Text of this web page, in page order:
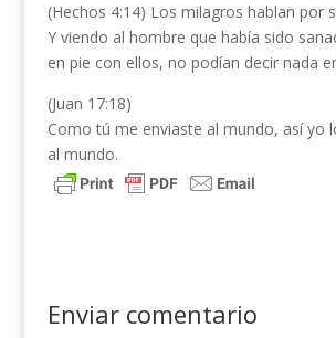
(Hechos 4:14) Los milagros hablan por
Y viendo al hombre que había sido
en pie con ellos, no podían decir nada
(Juan 17:18)
Como tú me enviaste al mundo, así yo
al mundo.
Enviar comentario